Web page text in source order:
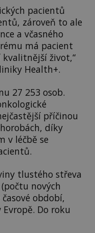
pacientů
zároveň to ale
a včasného
má pacient
kvalitnější život,“
Health+.
27 253 osob.
příčinou
díky
v léčbě se
tlustého střeva
nových
období,
Do roku